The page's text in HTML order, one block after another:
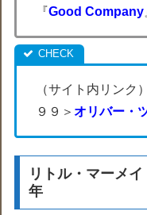
『Good Company
（サイト内リンク
９９＞オリバー・
リトル・マーメ
年